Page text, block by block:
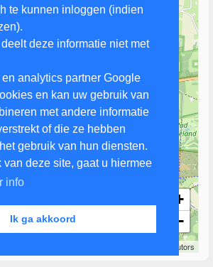
te kunnen inloggen (indien
deze informatie niet met
analytics partner Google
en kan uw gebruik van
met andere informatie
of die ze hebben
gebruik van hun diensten.
van deze site, gaat u hiermee
info
Ik ga akkoord
+
−
contributors